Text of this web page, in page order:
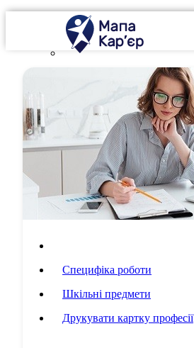
Специфіка роботи
Шкільні предмети
Друкувати картку професії